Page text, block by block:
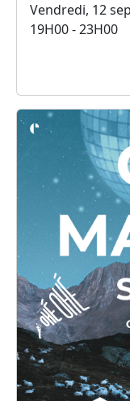
Vendredi, 12
19H00 - 23H00